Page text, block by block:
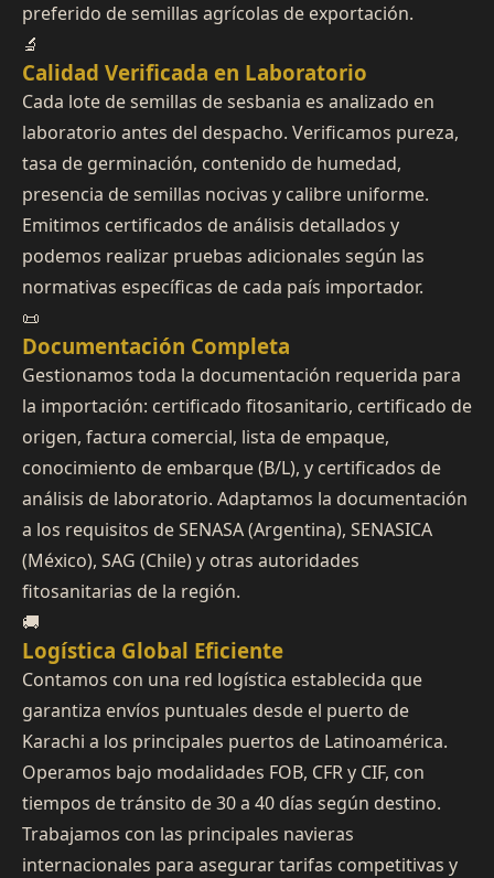
preferido de semillas agrícolas de exportación.
🔬
Calidad Verificada en Laboratorio
Cada lote de semillas de sesbania es analizado en
laboratorio antes del despacho. Verificamos pureza,
tasa de germinación, contenido de humedad,
presencia de semillas nocivas y calibre uniforme.
Emitimos certificados de análisis detallados y
podemos realizar pruebas adicionales según las
normativas específicas de cada país importador.
📜
Documentación Completa
Gestionamos toda la documentación requerida para
la importación: certificado fitosanitario, certificado de
origen, factura comercial, lista de empaque,
conocimiento de embarque (B/L), y certificados de
análisis de laboratorio. Adaptamos la documentación
a los requisitos de SENASA (Argentina), SENASICA
(México), SAG (Chile) y otras autoridades
fitosanitarias de la región.
🚚
Logística Global Eficiente
Contamos con una red logística establecida que
garantiza envíos puntuales desde el puerto de
Karachi a los principales puertos de Latinoamérica.
Operamos bajo modalidades FOB, CFR y CIF, con
tiempos de tránsito de 30 a 40 días según destino.
Trabajamos con las principales navieras
internacionales para asegurar tarifas competitivas y